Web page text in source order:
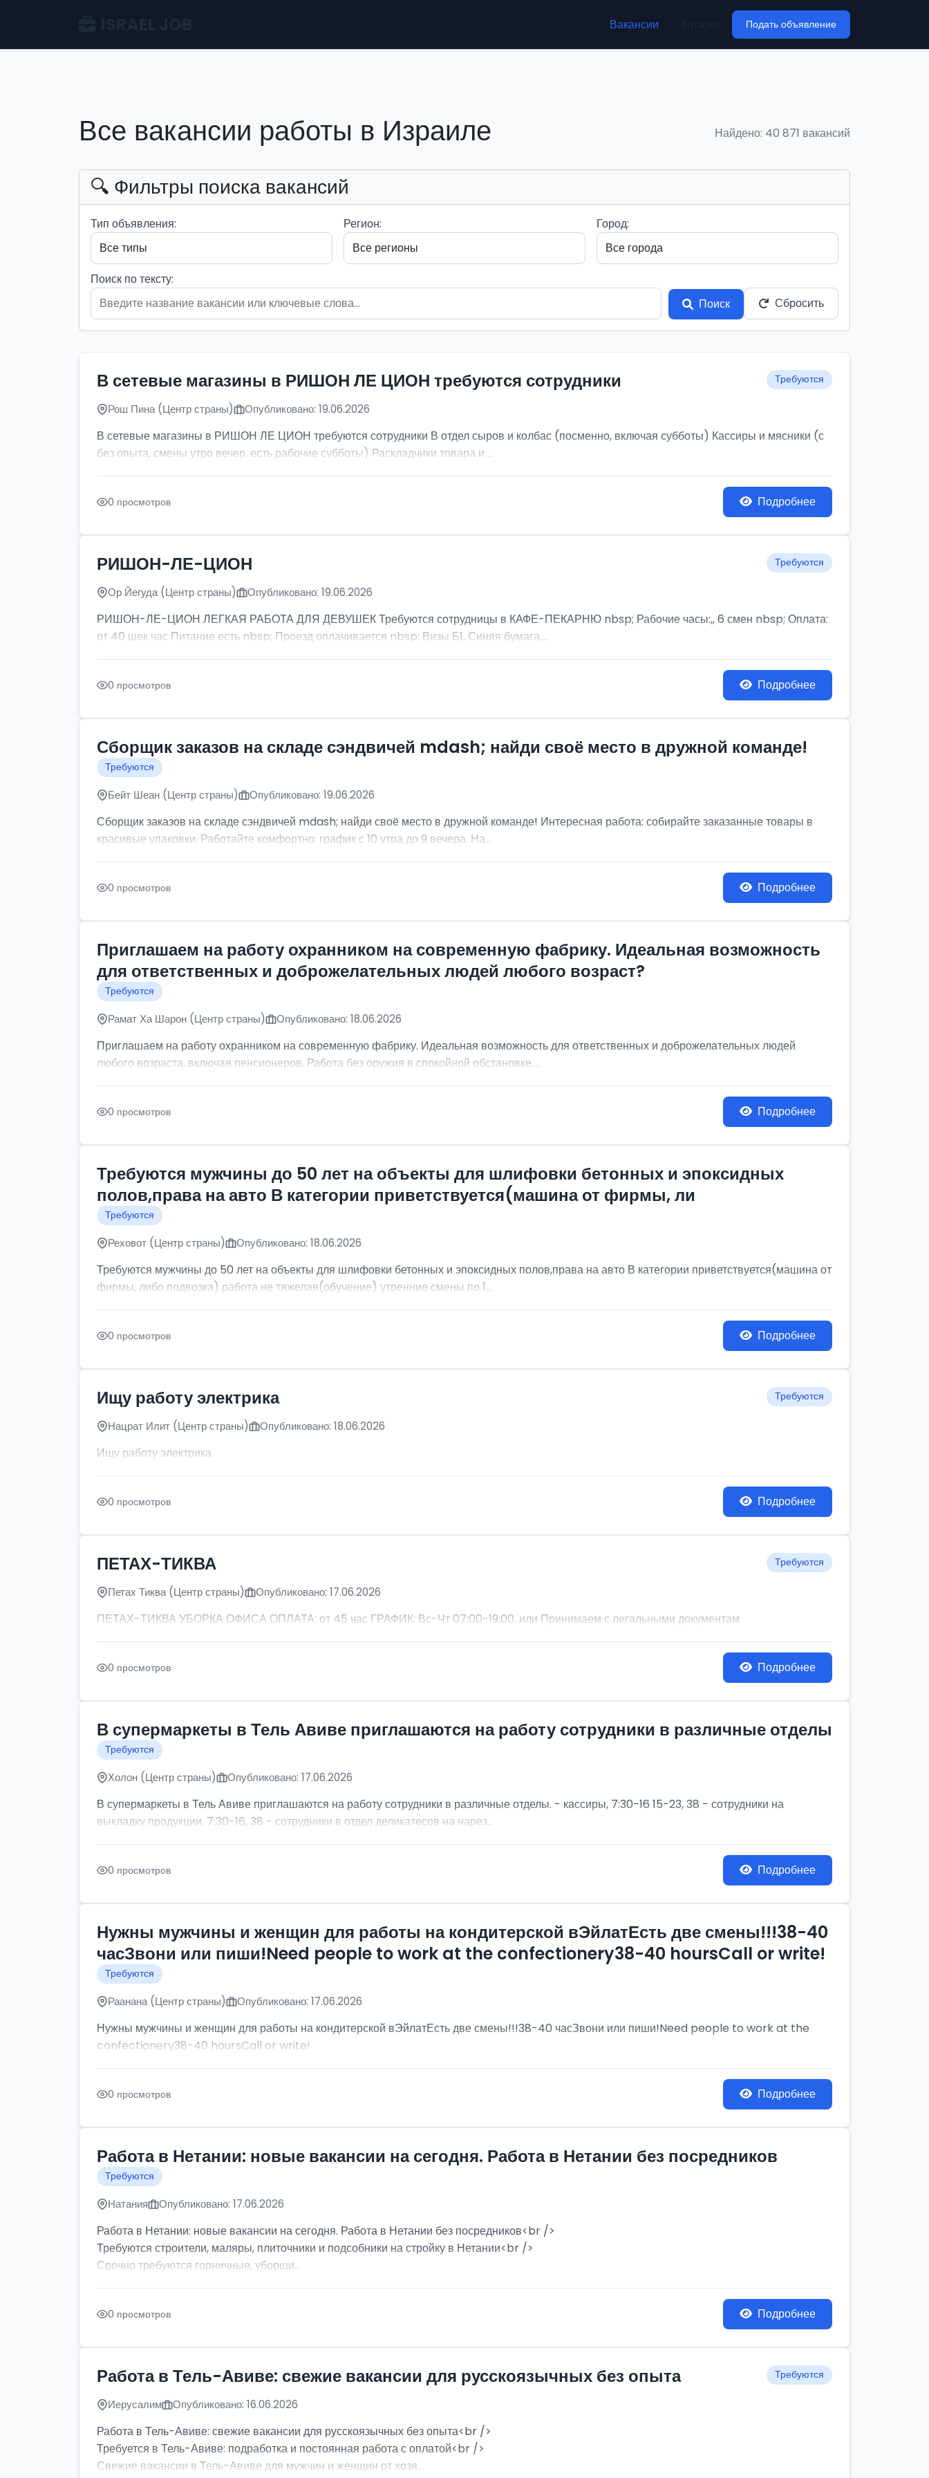
Вакансии Подать объявление
Все вакансии работы в Израиле Найдено: 40 871 вакансий
🔍 Фильтры поиска вакансий
Тип объявления: Регион: Город:
Поиск по тексту:
Поиск
Сбросить
В сетевые магазины в РИШОН ЛЕ ЦИОН требуются сотрудники Требуются
Рош Пина (Центр страны) Опубликовано: 19.06.2026
В сетевые магазины в РИШОН ЛЕ ЦИОН требуются сотрудники В отдел сыров и колбас (посменно, включая субботы) Кассиры и мясники (с
без опыта, смены утро вечер, есть рабочие субботы) Раскладчики товара и ...
0 просмотров Подробнее
РИШОН-ЛЕ-ЦИОН Требуются
Ор Йегуда (Центр страны) Опубликовано: 19.06.2026
РИШОН-ЛЕ-ЦИОН ЛЕГКАЯ РАБОТА ДЛЯ ДЕВУШЕК Требуются сотрудницы в КАФЕ-ПЕКАРНЮ nbsp; Рабочие часы:,, 6 смен nbsp; Оплата:
от 40 шек час Питание есть nbsp; Проезд оплачивается nbsp; Визы Б1, Синяя бумага,...
0 просмотров Подробнее
Сборщик заказов на складе сэндвичей mdash; найди своё место в дружной команде!
Требуются
Бейт Шеан (Центр страны) Опубликовано: 19.06.2026
Сборщик заказов на складе сэндвичей mdash; найди своё место в дружной команде! Интересная работа: собирайте заказанные товары в
красивые упаковки. Работайте комфортно: график с 10 утра до 9 вечера. На...
0 просмотров Подробнее
Приглашаем на работу охранником на современную фабрику. Идеальная возможность
для ответственных и доброжелательных людей любого возраст?
Требуются
Рамат Ха Шарон (Центр страны) Опубликовано: 18.06.2026
Приглашаем на работу охранником на современную фабрику. Идеальная возможность для ответственных и доброжелательных людей
любого возраста, включая пенсионеров. Работа без оружия в спокойной обстановке....
0 просмотров Подробнее
Требуются мужчины до 50 лет на объекты для шлифовки бетонных и эпоксидных
полов,права на авто В категории приветствуется(машина от фирмы, ли
Требуются
Реховот (Центр страны) Опубликовано: 18.06.2026
Требуются мужчины до 50 лет на объекты для шлифовки бетонных и эпоксидных полов,права на авто В категории приветствуется(машина от
фирмы, либо подвозка) работа не тяжелая(обучение) утренние смены по 1...
0 просмотров Подробнее
Ищу работу электрика Требуются
Нацрат Илит (Центр страны) Опубликовано: 18.06.2026
Ищу работу электрика
0 просмотров Подробнее
ПЕТАХ-ТИКВА Требуются
Петах Тиква (Центр страны) Опубликовано: 17.06.2026
ПЕТАХ-ТИКВА УБОРКА ОФИСА ОПЛАТА: от 45 час ГРАФИК: Вс-Чт 07:00-19:00, или Принимаем с легальными документам
0 просмотров Подробнее
В супермаркеты в Тель Авиве приглашаются на работу сотрудники в различные отделы
Требуются
Холон (Центр страны) Опубликовано: 17.06.2026
В супермаркеты в Тель Авиве приглашаются на работу сотрудники в различные отделы. - кассиры, 7:30-16 15-23, 38 - сотрудники на
выкладку продукции, 7:30-16, 38 - сотрудники в отдел деликатесов на нарез...
0 просмотров Подробнее
Нужны мужчины и женщин для работы на кондитерской вЭйлатЕсть две смены!!!38-40
часЗвони или пиши!Need people to work at the confectionery38-40 hoursCall or write!
Требуются
Раанана (Центр страны) Опубликовано: 17.06.2026
Нужны мужчины и женщин для работы на кондитерской вЭйлатЕсть две смены!!!38-40 часЗвони или пиши!Need people to work at the
confectionery38-40 hoursCall or write!
0 просмотров Подробнее
Работа в Нетании: новые вакансии на сегодня. Работа в Нетании без посредников
Требуются
Натания Опубликовано: 17.06.2026
Работа в Нетании: новые вакансии на сегодня. Работа в Нетании без посредников<br />
Требуются строители, маляры, плиточники и подсобники на стройку в Нетании<br />
Срочно требуются горничные, уборщи...
0 просмотров Подробнее
Работа в Тель-Авиве: свежие вакансии для русскоязычных без опыта Требуются
Иерусалим Опубликовано: 16.06.2026
Работа в Тель-Авиве: свежие вакансии для русскоязычных без опыта<br />
Требуется в Тель-Авиве: подработка и постоянная работа с оплатой<br />
Свежие вакансии в Тель-Авиве для мужчин и женщин от хозя...